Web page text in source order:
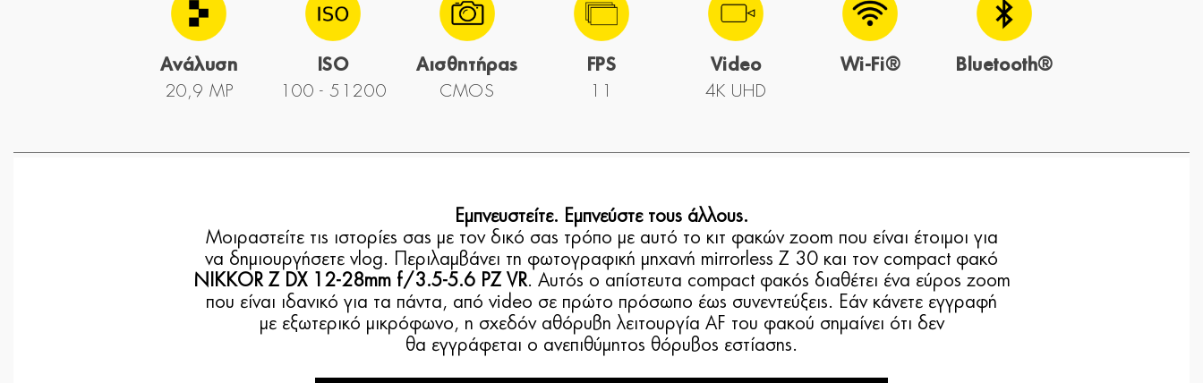
Ανάλυση
20,9 MP
ISO
100 - 51200
Αισθητήρας
CMOS
FPS
11
Video
4K UHD
Wi-Fi® Bluetooth®
Εμπνευστείτε. Εμπνεύστε τους άλλους.
Μοιραστείτε τις ιστορίες σας με τον δικό σας τρόπο με αυτό το κιτ φακών zoom που είναι έτοιμοι για
να δημιουργήσετε vlog. Περιλαμβάνει τη φωτογραφική μηχανή mirrorless Z 30 και τον compact φακό
NIKKOR Z DX 12-28mm f/3.5-5.6 PZ VR. Αυτός ο απίστευτα compact φακός διαθέτει ένα εύρος zoom
που είναι ιδανικό για τα πάντα, από video σε πρώτο πρόσωπο έως συνεντεύξεις. Εάν κάνετε εγγραφή
με εξωτερικό μικρόφωνο, η σχεδόν αθόρυβη λειτουργία AF του φακού σημαίνει ότι δεν
θα εγγράφεται ο ανεπιθύμητος θόρυβος εστίασης.